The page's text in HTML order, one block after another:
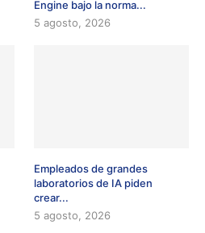
Engine bajo la norma...
5 agosto, 2026
Empleados de grandes
laboratorios de IA piden
crear...
5 agosto, 2026